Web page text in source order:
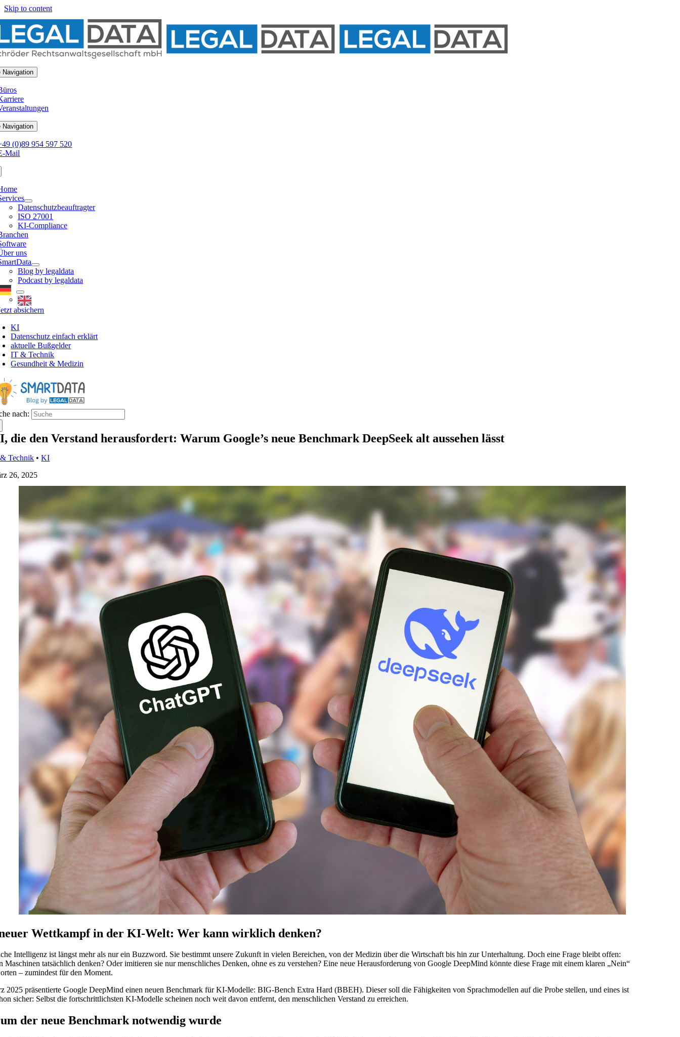
Skip to content
Navigation
Navigation
(0)89 954 597 520
Mail
Datenschutzbeauftragter
ISO 27001
KI-Compliance
uns
Blog by legaldata
Podcast by legaldata
absichern
KI
Datenschutz einfach erklärt
aktuelle Bußgelder
IT & Technik
Gesundheit & Medizin
nach:
die den Verstand herausfordert: Warum Google’s neue Benchmark DeepSeek alt aussehen lässt
Technik •KI
26, 2025
Wettkampf in der KI-Welt: Wer kann wirklich denken?
Intelligenz ist längst mehr als nur ein Buzzword. Sie bestimmt unsere Zukunft in vielen Bereichen, von der Medizin über die Wirtschaft bis hin zur Unterhaltung. Doch eine Frage bleibt offen:
Maschinen tatsächlich denken? Oder imitieren sie nur menschliches Denken, ohne es zu verstehen? Eine neue Herausforderung von Google DeepMind könnte diese Frage mit einem klaren „Nein“
– zumindest für den Moment.
2025 präsentierte Google DeepMind einen neuen Benchmark für KI-Modelle: BIG-Bench Extra Hard (BBEH). Dieser soll die Fähigkeiten von Sprachmodellen auf die Probe stellen, und eines ist
sicher: Selbst die fortschrittlichsten KI-Modelle scheinen noch weit davon entfernt, den menschlichen Verstand zu erreichen.
der neue Benchmark notwendig wurde